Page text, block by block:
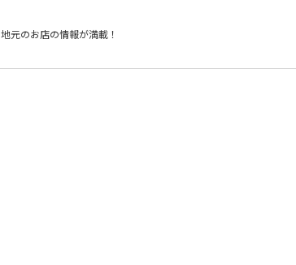
地元のお店の情報が満載！